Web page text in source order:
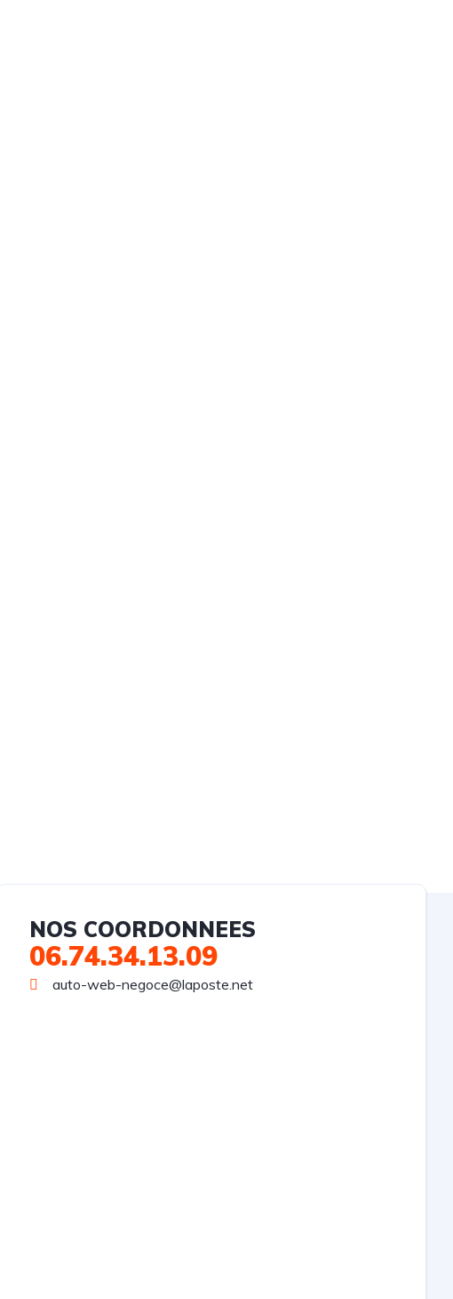
NOS COORDONNEES
06.74.34.13.09
auto-web-negoce@laposte.net